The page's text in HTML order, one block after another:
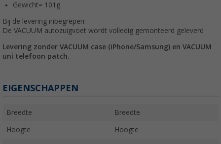
Gewicht= 101g
Bij de levering inbegrepen:
De VACUUM autozuigvoet wordt volledig gemonteerd geleverd
Levering zonder VACUUM case (iPhone/Samsung) en VACUUM
uni telefoon patch.
EIGENSCHAPPEN
Breedte Breedte
Hoogte Hoogte